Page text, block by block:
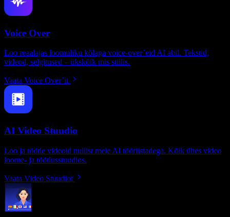
Voice Over
Loo reaalajas loomuliku kõlaga voice-over’eid AI abil. Tekstid,
videod, selgitused – ükskõik mis stiilis.
Vaata Voice Over’it
AI Video Stuudio
Loo ja töötle videoid nullist meie AI tööriistadega. Kõik ühes video
loome- ja töötlusstuudios.
Vaata Video Stuudiot